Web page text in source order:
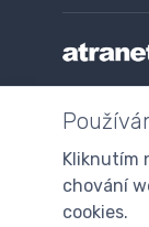
© 2024
Kliknutím
chování
cookies.